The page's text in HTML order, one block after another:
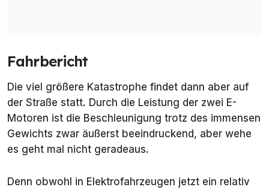
Fahrbericht
Die viel größere Katastrophe findet dann aber auf
der Straße statt. Durch die Leistung der zwei E-
Motoren ist die Beschleunigung trotz des immensen
Gewichts zwar äußerst beeindruckend, aber wehe
es geht mal nicht geradeaus.
Denn obwohl in Elektrofahrzeugen jetzt ein relativ